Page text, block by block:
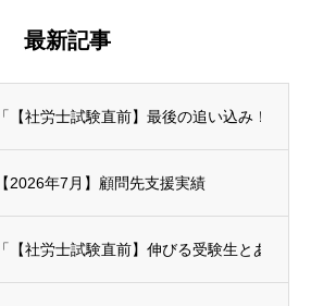
最新記事
「【社労士試験直前】最後の追い込み！科
【2026年7月】顧問先支援実績
「【社労士試験直前】伸びる受験生とあと